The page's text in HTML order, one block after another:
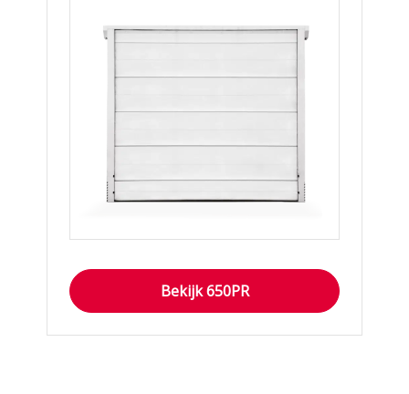
Bekijk 650PR